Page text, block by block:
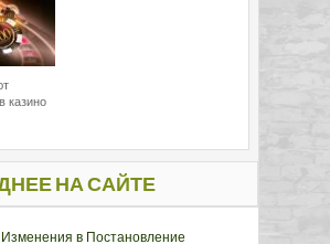
казино
НА САЙТЕ
Изменения в Постановление